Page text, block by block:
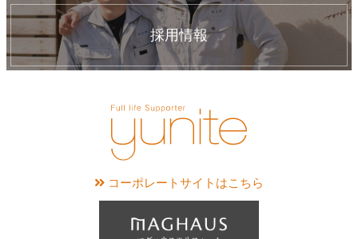
採用情報
コーポレートサイトはこちら